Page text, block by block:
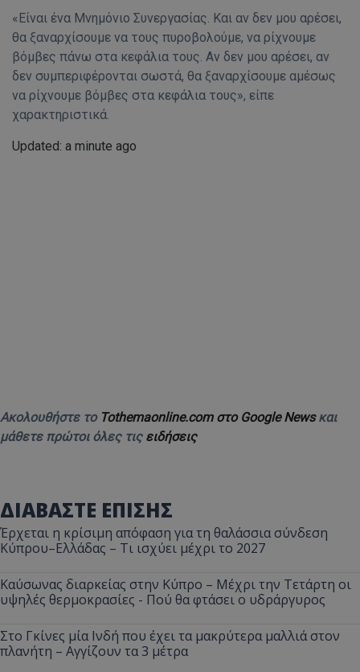
«Είναι ένα Μνημόνιο Συνεργασίας. Και αν δεν μου αρέσει,
θα ξαναρχίσουμε να τους πυροβολούμε, να ρίχνουμε
βόμβες πάνω στα κεφάλια τους. Αν δεν μου αρέσει, αν
δεν συμπεριφέρονται σωστά, θα ξαναρχίσουμε αμέσως
να ρίχνουμε βόμβες στα κεφάλια τους», είπε
χαρακτηριστικά.
Updated: a minute ago
Ακολουθήστε το Tothemaonline.com στο Google Newsκαι
μάθετε πρώτοι όλες τις ειδήσεις
ΔΙΑΒΑΣΤΕ ΕΠΙΣΗΣ
Έρχεται η κρίσιμη απόφαση για τη θαλάσσια σύνδεση
Κύπρου–Ελλάδας – Τι ισχύει μέχρι το 2027
Καύσωνας διαρκείας στην Κύπρο – Μέχρι την Τετάρτη οι
υψηλές θερμοκρασίες - Πού θα φτάσει ο υδράργυρος
Στο Γκίνες μία Ινδή που έχει τα μακρύτερα μαλλιά στον
πλανήτη – Αγγίζουν τα 3 μέτρα